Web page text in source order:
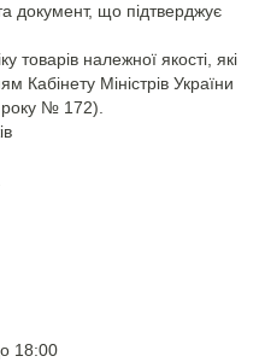
документ, що підтверджує
товарів належної якості, які
Кабінету Міністрів України
№ 172).
18:00